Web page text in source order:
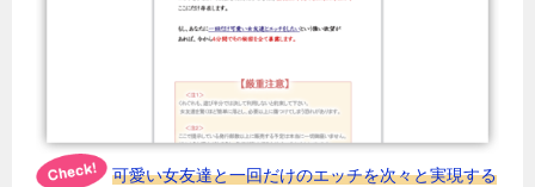
可愛い女友達と一回だけのエッチを次々と実現する